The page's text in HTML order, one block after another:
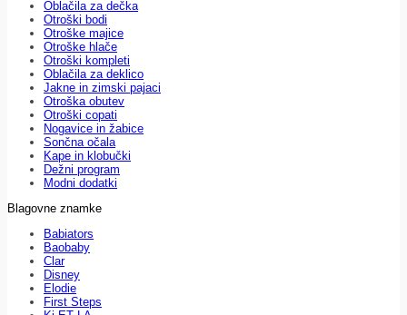
Oblačila za dečka
Otroški bodi
Otroške majice
Otroške hlače
Otroški kompleti
Oblačila za deklico
Jakne in zimski pajaci
Otroška obutev
Otroški copati
Nogavice in žabice
Sončna očala
Kape in klobučki
Dežni program
Modni dodatki
Blagovne znamke
Babiators
Baobaby
Clar
Disney
Elodie
First Steps